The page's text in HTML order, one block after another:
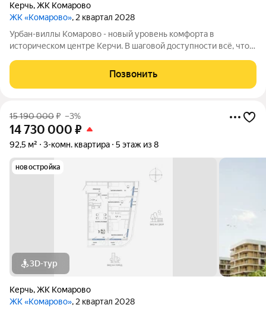
Керчь,ЖК Комарово
ЖК «Комарово», 2 квартал 2028
Урбан-виллы Комарово - новый уровень комфорта в
историческом центре Керчи. В шаговой доступности всё, что
благодаря обилию парковых зон. Прямо под окнами самый
большой ландшафтный парк в
Позвонить
15 190 000₽ –3%
14 730 000 ₽
92,5 м² 3-комн. квартира 5 этаж из 8
новостройка
3D-тур
Керчь,ЖК Комарово
ЖК «Комарово», 2 квартал 2028